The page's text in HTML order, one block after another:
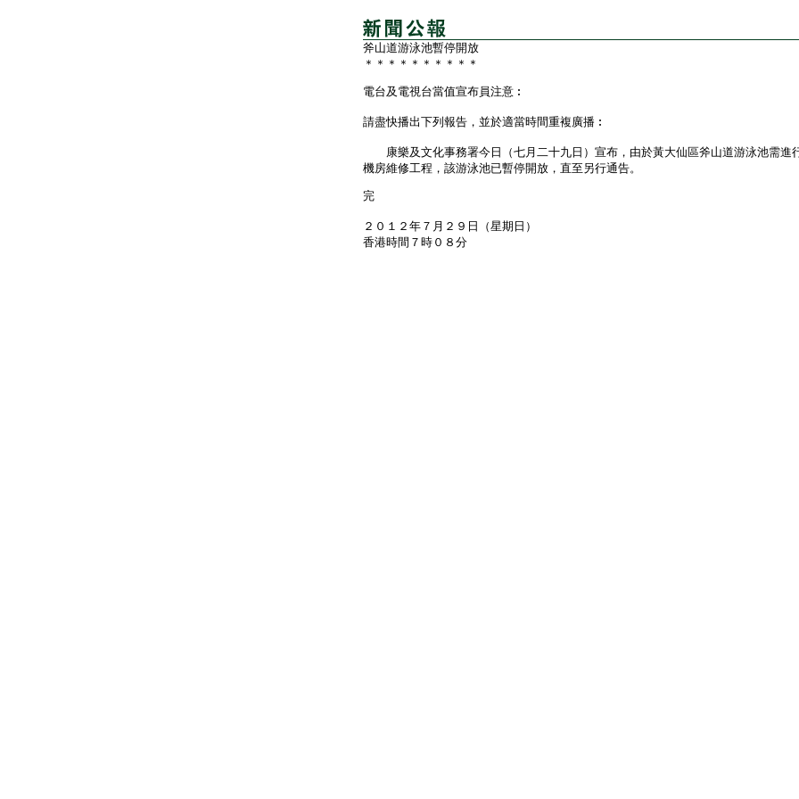
斧山道游泳池暫停開放
＊＊＊＊＊＊＊＊＊＊
電台及電視台當值宣布員注意︰
請盡快播出下列報告，並於適當時間重複廣播︰
康樂及文化事務署今日（七月二十九日）宣布，由於黃大仙區斧山道游泳池需進
機房維修工程，該游泳池已暫停開放，直至另行通告。
完
２０１２年７月２９日（星期日）
香港時間７時０８分